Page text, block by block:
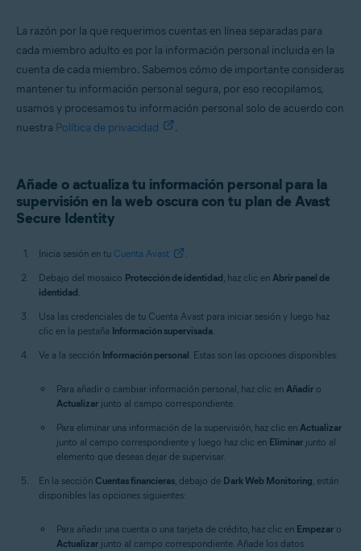
La razón por la que requerimos cuentas en línea separadas para
cada miembro adulto es por la información personal incluida en la
cuenta de cada miembro. Sabemos cómo de importante consideras
mantener tu información personal segura, por eso recopilamos,
usamos y procesamos tu información personal solo de acuerdo con
nuestra Política de privacidad .
Añade o actualiza tu información personal para la
supervisión en la web oscura con tu plan de Avast
Secure Identity
Inicia sesión en tu Cuenta Avast
.
Debajo del mosaico Protección de identidad, haz clic en Abrir panel de
identidad.
Usa las credenciales de tu Cuenta Avast para iniciar sesión y luego haz
clic en la pestaña Información supervisada.
Ve a la sección Información personal. Estas son las opciones disponibles:
Para añadir o cambiar información personal, haz clic en Añadir o
Actualizar junto al campo correspondiente.
Para eliminar una información de la supervisión, haz clic en Actualizar
junto al campo correspondiente y luego haz clic en Eliminar junto al
elemento que deseas dejar de supervisar.
En la sección Cuentas financieras, debajo de Dark Web Monitoring, están
disponibles las opciones siguientes:
Para añadir una cuenta o una tarjeta de crédito, haz clic en Empezar o
Actualizar junto al campo correspondiente. Añade los datos